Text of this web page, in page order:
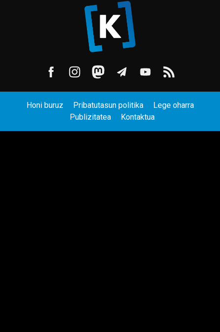
Honi buruz Pribatutasun politika
Lege oharra
Publizitatea
Kontaktua